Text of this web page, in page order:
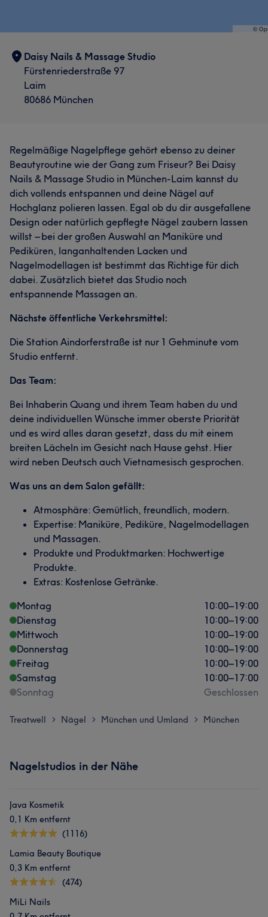
Daisy Nails & Massage Studio
Fürstenriederstraße 97
Laim
80686 München
Regelmäßige Nagelpflege gehört ebenso zu deiner
Beautyroutine wie der Gang zum Friseur? Bei Daisy
Nails & Massage Studio in München-Laim kannst du
dich vollends entspannen und deine Nägel auf
Hochglanz polieren lassen. Egal ob du dir ausgefallene
Design oder natürlich gepflegte Nägel zaubern lassen
willst – bei der großen Auswahl an Maniküre und
Pediküren, langanhaltenden Lacken und
Nagelmodellagen ist bestimmt das Richtige für dich
dabei. Zusätzlich bietet das Studio noch
entspannende Massagen an.
Nächste öffentliche Verkehrsmittel:
Die Station Aindorferstraße ist nur 1 Gehminute vom
Studio entfernt.
Das Team:
Bei Inhaberin Quang und ihrem Team haben du und
deine individuellen Wünsche immer oberste Priorität
und es wird alles daran gesetzt, dass du mit einem
breiten Lächeln im Gesicht nach Hause gehst. Hier
wird neben Deutsch auch Vietnamesisch gesprochen.
Was uns an dem Salon gefällt:
Atmosphäre: Gemütlich, freundlich, modern.
Expertise: Maniküre, Pediküre, Nagelmodellagen
und Massagen.
Produkte und Produktmarken: Hochwertige
Produkte.
Extras: Kostenlose Getränke.
Montag
10:00–19:00
Dienstag
10:00–19:00
Mittwoch
10:00–19:00
Donnerstag
10:00–19:00
Freitag
10:00–19:00
Samstag
10:00–17:00
Sonntag
Geschlossen
Treatwell > Nägel > München und Umland > München
Nagelstudios in der Nähe
Java Kosmetik
0,1 Km entfernt
(1116)
Lamia Beauty Boutique
0,3 Km entfernt
(474)
MiLi Nails